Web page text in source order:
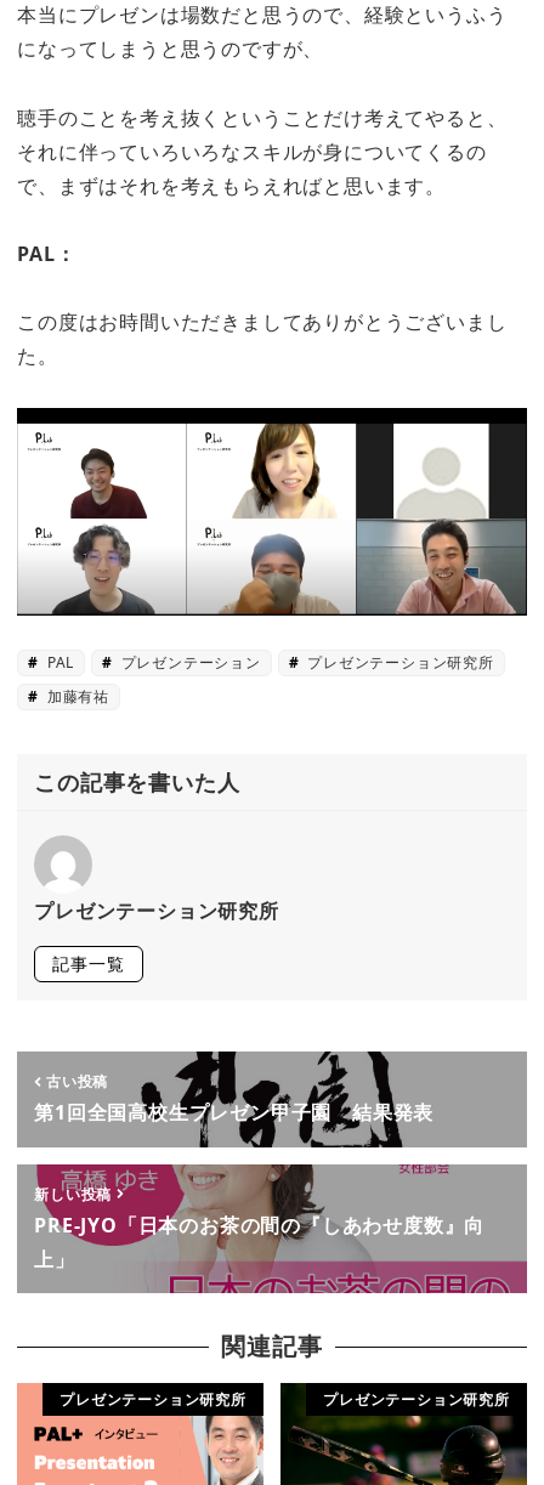
本当にプレゼンは場数だと思うので、経験というふう
になってしまうと思うのですが、
聴手のことを考え抜くということだけ考えてやると、
それに伴っていろいろなスキルが身についてくるの
で、まずはそれを考えもらえればと思います。
PAL：
この度はお時間いただきましてありがとうございまし
た。
PAL プレゼンテーション
プレゼンテーション研究所
加藤有祐
この記事を書いた人
プレゼンテーション研究所
記事一覧
古い投稿
第1回全国高校生プレゼン甲子園 結果発表
新しい投稿
PRE-JYO「日本のお茶の間の『しあわせ度数』向
上」
関連記事
プレゼンテーション研究所 プレゼンテーション研究所